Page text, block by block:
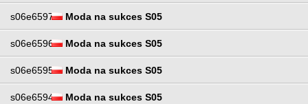
s06e6597 Moda na sukces S05
s06e6596 Moda na sukces S05
s06e6595 Moda na sukces S05
s06e6594 Moda na sukces S05